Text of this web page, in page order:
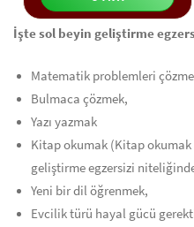
İşte sol beyin geliştirme
Matematik problemleri
Bulmaca çözmek,
Yazı yazmak
Kitap okumak (Kitap okumak
geliştirme egzersizi
Yeni bir dil öğrenmek,
Evcilik türü hayal gücü